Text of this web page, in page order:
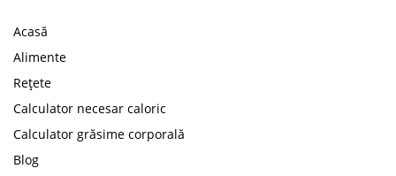
Acasă
Alimente
Rețete
Calculator necesar caloric
Calculator grăsime corporală
Blog